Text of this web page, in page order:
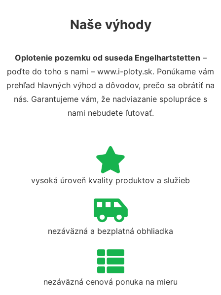
Naše výhody
Oplotenie pozemku od suseda Engelhartstetten –
poďte do toho s nami – www.i-ploty.sk. Ponúkame vám
prehľad hlavných výhod a dôvodov, prečo sa obrátiť na
nás. Garantujeme vám, že nadviazanie spolupráce s
nami nebudete ľutovať.
vysoká úroveň kvality produktov a služieb
nezáväzná a bezplatná obhliadka
nezáväzná cenová ponuka na mieru